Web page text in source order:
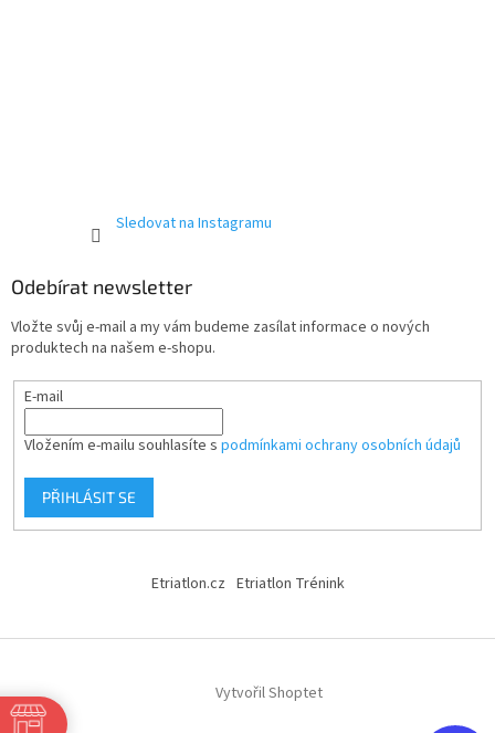
Sledovat na Instagramu
Odebírat newsletter
Vložte svůj e-mail a my vám budeme zasílat informace o nových
produktech na našem e-shopu.
E-mail
Vložením e-mailu souhlasíte s podmínkami ochrany osobních údajů
PŘIHLÁSIT SE
Etriatlon.cz Etriatlon Trénink
Vytvořil Shoptet